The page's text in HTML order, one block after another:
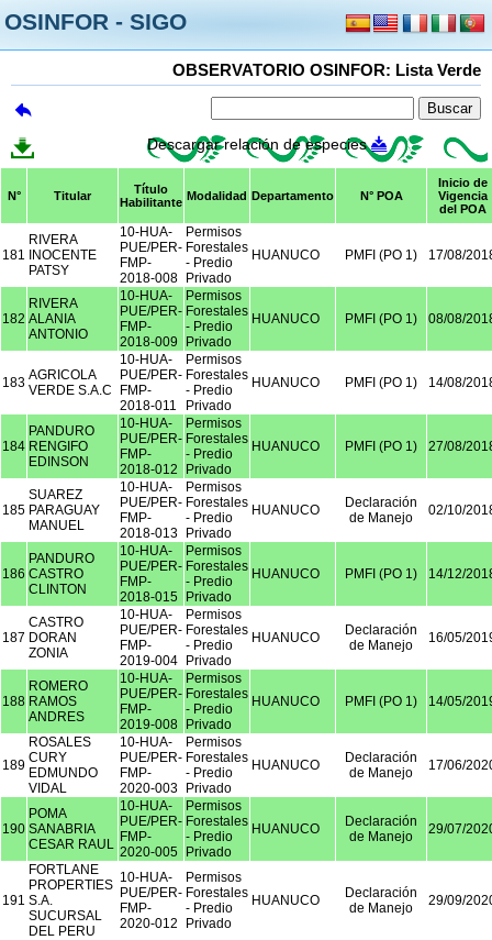
OSINFOR - SIGO
OBSERVATORIO OSINFOR: Lista Verde
Descargar relación de especies
N° Titular
Título
Habilitante Modalidad Departamento N° POA
Inicio de
Vigencia
del POA
181
RIVERA
INOCENTE
PATSY
10-HUA-
PUE/PER-
FMP-
2018-008
Permisos
Forestales
- Predio
Privado
HUANUCO PMFI (PO 1) 17/08/
182
RIVERA
ALANIA
ANTONIO
10-HUA-
PUE/PER-
FMP-
2018-009
Permisos
Forestales
- Predio
Privado
HUANUCO PMFI (PO 1) 08/08/
183 AGRICOLA
VERDE S.A.C
10-HUA-
PUE/PER-
FMP-
2018-011
Permisos
Forestales
- Predio
Privado
HUANUCO PMFI (PO 1) 14/08/
184
PANDURO
RENGIFO
EDINSON
10-HUA-
PUE/PER-
FMP-
2018-012
Permisos
Forestales
- Predio
Privado
HUANUCO PMFI (PO 1) 27/08/
185
SUAREZ
PARAGUAY
MANUEL
10-HUA-
PUE/PER-
FMP-
2018-013
Permisos
Forestales
- Predio
Privado
HUANUCO
Declaración
de Manejo
02/10/
186
PANDURO
CASTRO
CLINTON
10-HUA-
PUE/PER-
FMP-
2018-015
Permisos
Forestales
- Predio
Privado
HUANUCO PMFI (PO 1) 14/12/
187
CASTRO
DORAN
ZONIA
10-HUA-
PUE/PER-
FMP-
2019-004
Permisos
Forestales
- Predio
Privado
HUANUCO
Declaración
de Manejo
16/05/
188
ROMERO
RAMOS
ANDRES
10-HUA-
PUE/PER-
FMP-
2019-008
Permisos
Forestales
- Predio
Privado
HUANUCO PMFI (PO 1) 14/05/
189
ROSALES
CURY
EDMUNDO
VIDAL
10-HUA-
PUE/PER-
FMP-
2020-003
Permisos
Forestales
- Predio
Privado
HUANUCO
Declaración
de Manejo
17/06/
190
POMA
SANABRIA
CESAR RAUL
10-HUA-
PUE/PER-
FMP-
2020-005
Permisos
Forestales
- Predio
Privado
HUANUCO
Declaración
de Manejo
29/07/
191
FORTLANE
PROPERTIES
S.A.
SUCURSAL
DEL PERU
10-HUA-
PUE/PER-
FMP-
2020-012
Permisos
Forestales
- Predio
Privado
HUANUCO
Declaración
de Manejo
29/09/